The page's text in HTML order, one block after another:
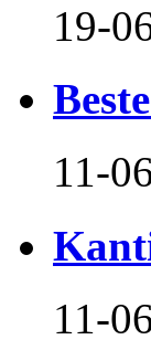
19-
11-
11-